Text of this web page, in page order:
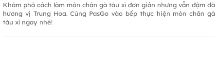
Khám phá cách làm món chân gà tàu xì đơn giản nhưng vẫn đậm đà
hương vị Trung Hoa. Cùng PasGo vào bếp thực hiện món chân gà
tàu xì ngay nhé!